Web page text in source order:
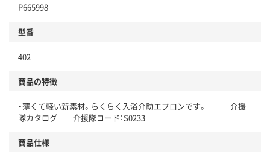
P665998
型番
402
商品の特徴
・薄くて軽い新素材。らくらく入浴介助エプロンです。 介援
隊カタログ 介援隊コード：S0233
商品仕様